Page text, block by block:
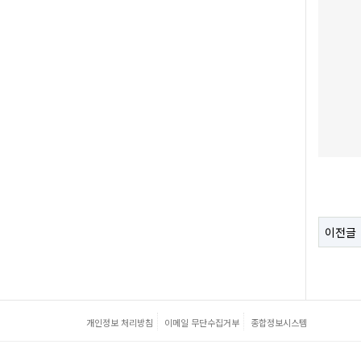
이전글
개인정보 처리방침 이메일 무단수집거부 종합정보시스템